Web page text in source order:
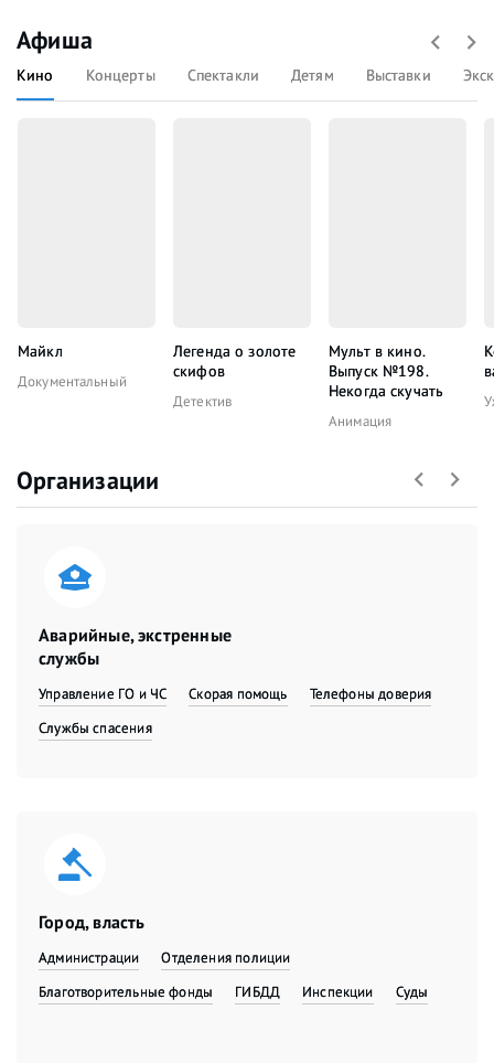
Афиша
Кино Концерты Спектакли Детям Выставки
Майкл
Документальный
Легенда о золоте
скифов
Детектив
Мульт в кино.
Выпуск №198.
Некогда скучать
Анимация
Организации
Аварийные, экстренные
службы
Управление ГО и ЧС Скорая помощь
Телефоны доверия
Службы спасения
Город, власть
Администрации
Отделения полиции
Благотворительные фонды
ГИБДД Инспекции Суды